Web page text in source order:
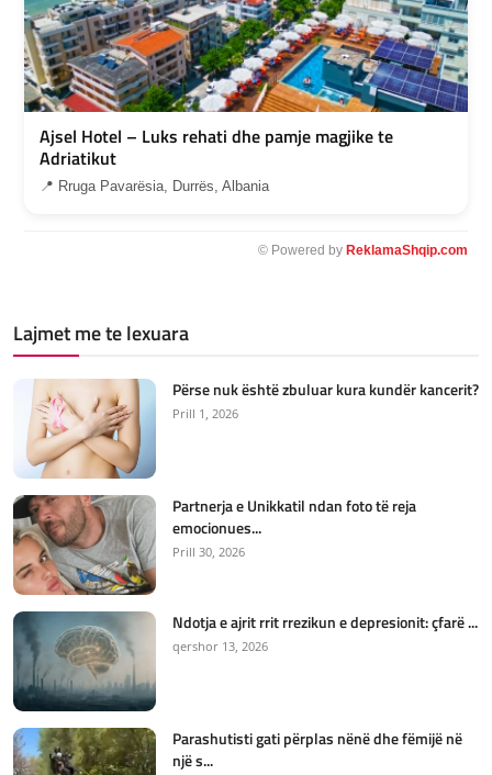
Ajsel Hotel – Luks rehati dhe pamje magjike te
Adriatikut
📍 Rruga Pavarësia, Durrës, Albania
© Powered by ReklamaShqip.com
Lajmet me te lexuara
Përse nuk është zbuluar kura kundër kancerit?
Prill 1, 2026
Partnerja e Unikkatil ndan foto të reja
emocionues...
Prill 30, 2026
Ndotja e ajrit rrit rrezikun e depresionit: çfarë ...
qershor 13, 2026
Parashutisti gati përplas nënë dhe fëmijë në
një s...